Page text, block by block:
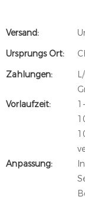
Versand:
Ursprungs Ort:
Zahlungen:
Vorlaufzeit:
Anpassung: